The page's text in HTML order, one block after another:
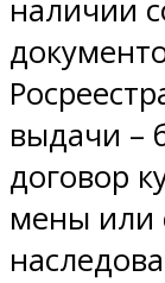
наличии
выдачи –
договор
мены или